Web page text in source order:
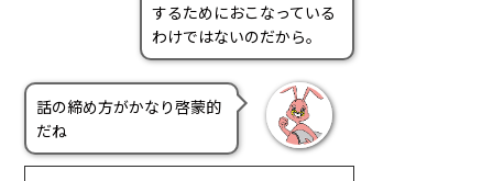
するためにおこなっている
わけではないのだから。
話の締め方がかなり啓蒙的
だね